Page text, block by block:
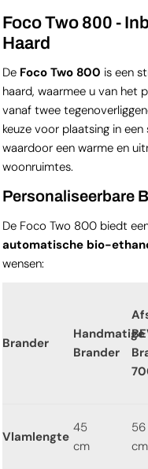
Foco Two 800 -
Haard
De Foco Two 800 is een
haard, waarmee u van het
vanaf twee
keuze voor plaatsing in
waardoor een warme en
woonruimtes.
Personaliseerbare
De Foco Two 800 biedt
automatische bio-
wensen:
Brander
Handmatige
Brander
Vlamlengte
45
cm
56
cm